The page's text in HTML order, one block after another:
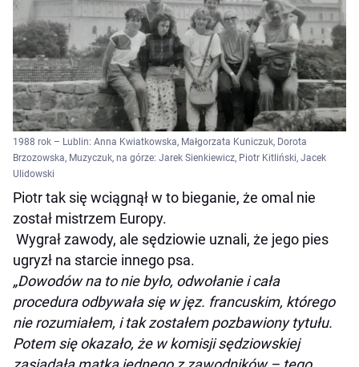
1988 rok – Lublin: Anna Kwiatkowska, Małgorzata Kuniczuk, Dorota
Brzozowska, Muzyczuk, na górze: Jarek Sienkiewicz, Piotr Kitliński, Jacek
Ulidowski
Piotr tak się wciągnął w to bieganie, że omal nie
został mistrzem Europy.
Wygrał zawody, ale sędziowie uznali, że jego pies
ugryzł na starcie innego psa.
„Dowodów na to nie było, odwołanie i cała
procedura odbywała się w jęz. francuskim, którego
nie rozumiałem, i tak zostałem pozbawiony tytułu.
Potem się okazało, że w komisji sędziowskiej